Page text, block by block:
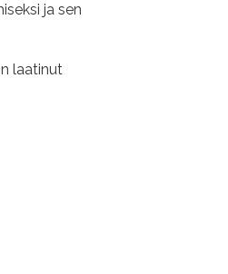
ja sen
laatinut